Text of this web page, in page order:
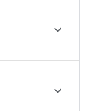

